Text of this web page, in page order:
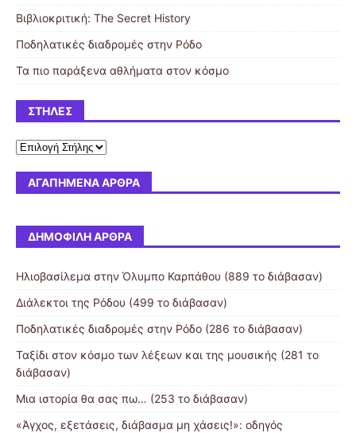
Βιβλιοκριτική: The Secret History
Ποδηλατικές διαδρομές στην Ρόδο
Τα πιο παράξενα αθλήματα στον κόσμο
ΣΤΉΛΕΣ
ΑΓΑΠΗΜΈΝΑ ΆΡΘΡΑ
ΔΗΜΟΦΙΛΉ ΆΡΘΡΑ
Ηλιοβασίλεμα στην Όλυμπο Καρπάθου (889 το διάβασαν)
Διάλεκτοι της Ρόδου (499 το διάβασαν)
Ποδηλατικές διαδρομές στην Ρόδο (286 το διάβασαν)
Ταξίδι στον κόσμο των λέξεων και της μουσικής (281 το
διάβασαν)
Μια ιστορία θα σας πω… (253 το διάβασαν)
«Άγχος, εξετάσεις, διάβασμα μη χάσεις!»: οδηγός